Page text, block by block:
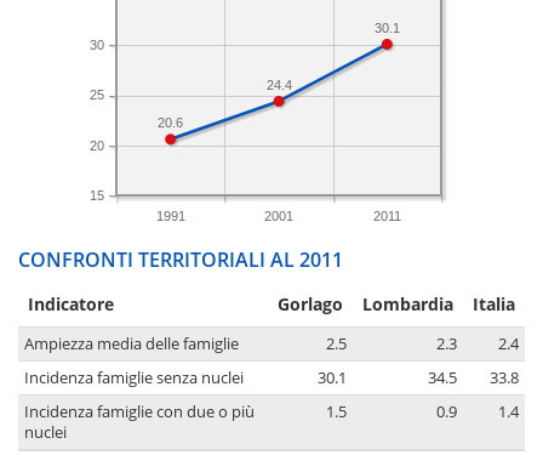
1991 2001 2011
15
20
25
30
30.1
24.4
20.6
CONFRONTI TERRITORIALI AL 2011
Indicatore Gorlago Lombardia Italia
Ampiezza media delle famiglie 2.5 2.3
2.4
Incidenza famiglie senza nuclei
30.1 34.5
33.8
Incidenza famiglie con due o più
nuclei
1.5 0.9 1.4